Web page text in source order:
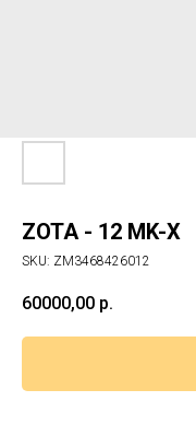
ZOTA - 12 MK-X
SKU: ZM3468426012
60000,00 р.